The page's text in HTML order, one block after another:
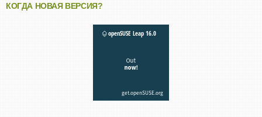
КОГДА НОВАЯ ВЕРСИЯ?